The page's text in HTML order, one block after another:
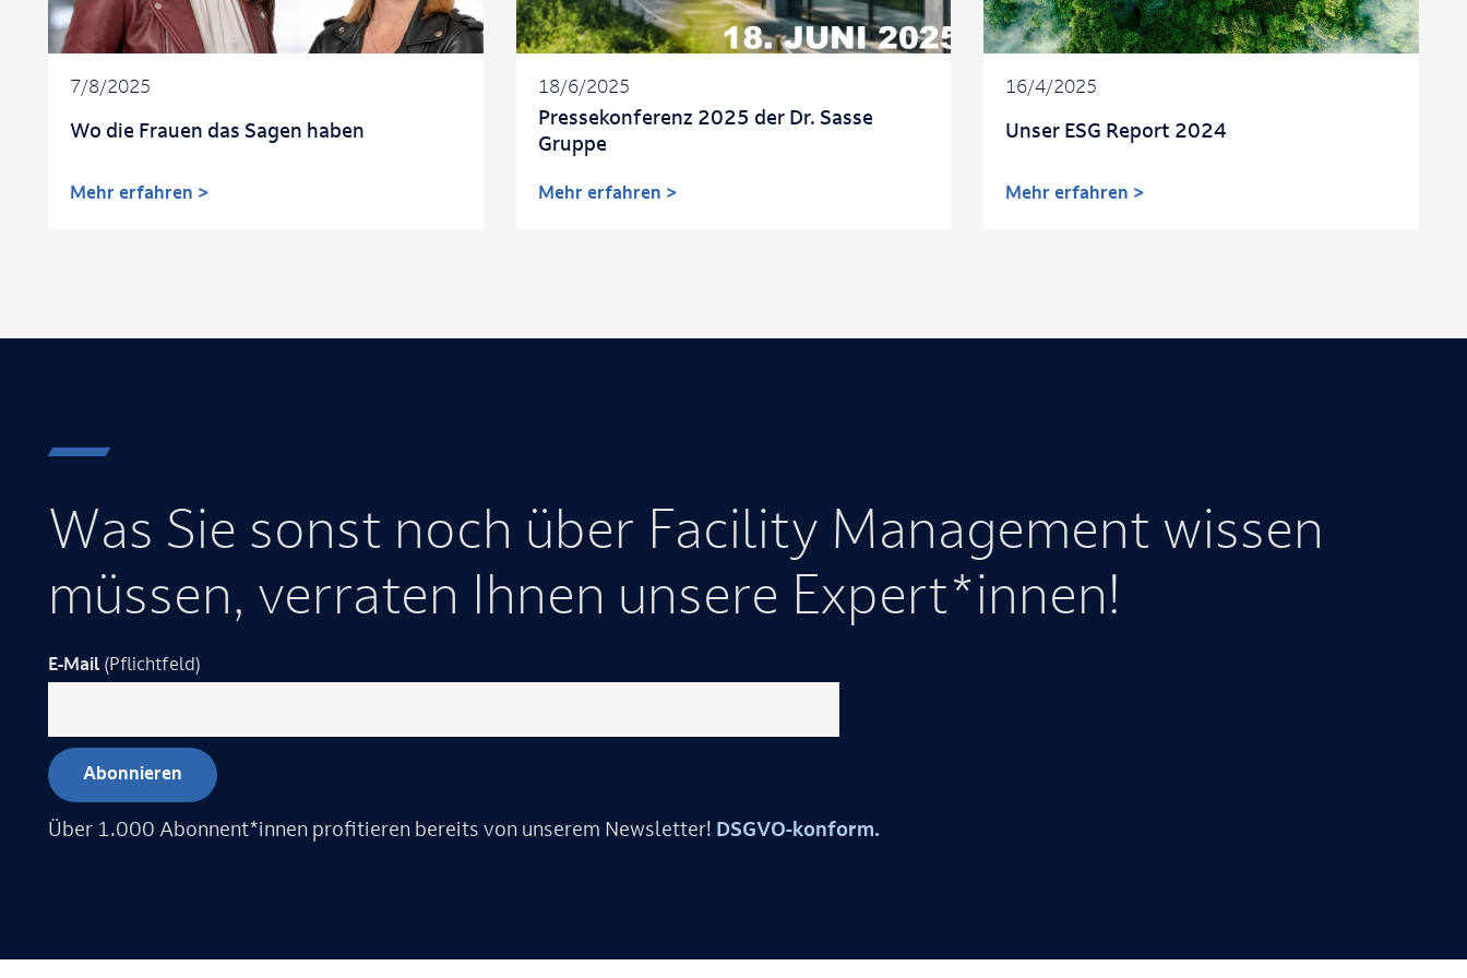
7/8/2025
Wo die Frauen das Sagen haben
Mehr erfahren >
18/6/2025
Pressekonferenz 2025 der Dr. Sasse
Gruppe
Mehr erfahren >
16/4/2025
Unser ESG Report 2024
Mehr erfahren >
Was Sie sonst noch über Facility Management wissen
müssen, verraten Ihnen unsere Expert*innen!
E-Mail (Pflichtfeld)
Über 1.000 Abonnent*innen profitieren bereits von unserem Newsletter! DSGVO-konform.